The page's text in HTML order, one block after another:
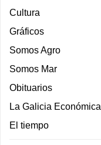
Cultura
Gráficos
Somos Agro
Somos Mar
Obituarios
La Galicia Económica
El tiempo